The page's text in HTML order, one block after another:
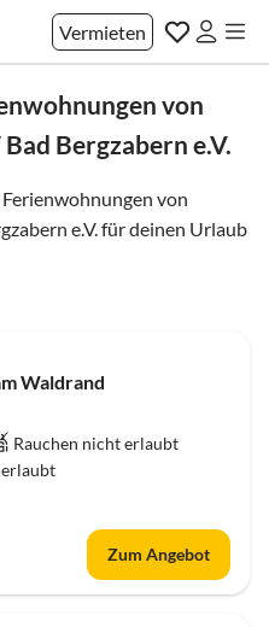
Vermieten
von
Bergzabern e.V.
von
e.V. für deinen Urlaub
Waldrand
Rauchen nicht erlaubt
Zum Angebot